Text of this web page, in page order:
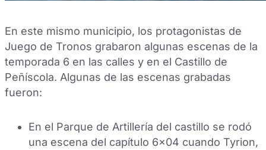
En este mismo municipio, los protagonistas de
Juego de Tronos grabaron algunas escenas de la
temporada 6 en las calles y en el Castillo de
Peñíscola. Algunas de las escenas grabadas
fueron:
En el Parque de Artillería del castillo se rodó
una escena del capítulo 6×04 cuando Tyrion,